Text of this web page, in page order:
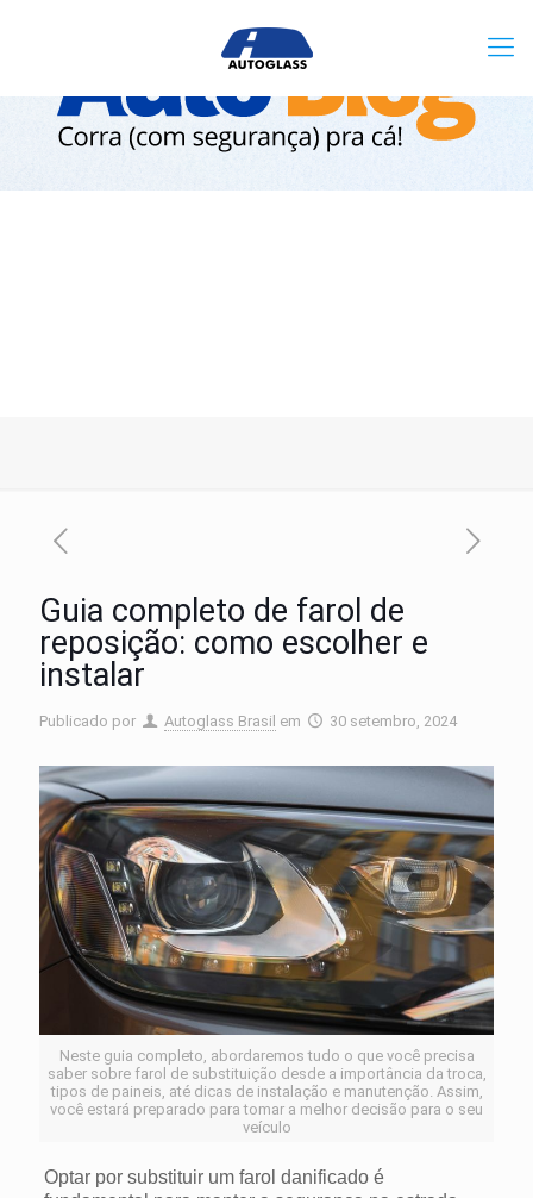
Guia completo de farol de
reposição: como escolher e
instalar
Publicado por Autoglass Brasil em 30 setembro, 2024
Neste guia completo, abordaremos tudo o que você precisa
saber sobre farol de substituição desde a importância da troca,
tipos de paineis, até dicas de instalação e manutenção. Assim,
você estará preparado para tomar a melhor decisão para o seu
veículo
Optar por substituir um farol danificado é